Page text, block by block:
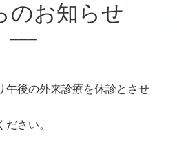
のお知らせ
───
午後の外来診療を休診とさせ
ださい。